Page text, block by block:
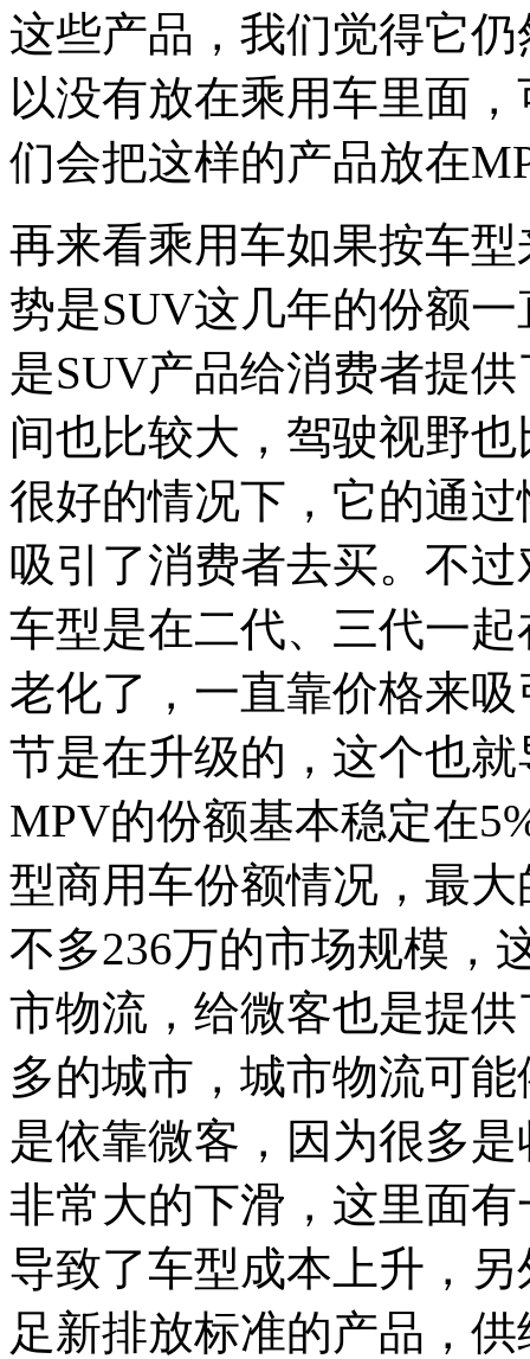
这些产品，我们觉得它
以没有放在乘用车里面
们会把这样的产品放在
再来看乘用车如果按车
势是SUV这几年的份额
是SUV产品给消费者提
间也比较大，驾驶视野
很好的情况下，它的通
吸引了消费者去买。不
车型是在二代、三代一
老化了，一直靠价格来
节是在升级的，这个也
MPV的份额基本稳定在
型商用车份额情况，最
不多236万的市场规模，
市物流，给微客也是提
多的城市，城市物流可
是依靠微客，因为很多
非常大的下滑，这里面
导致了车型成本上升，
足新排放标准的产品，